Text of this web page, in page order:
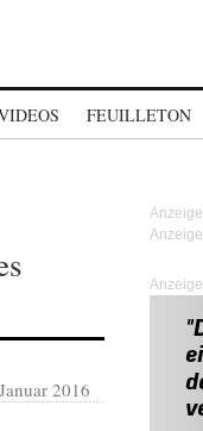
FEUILLETON
2016
Anzeige